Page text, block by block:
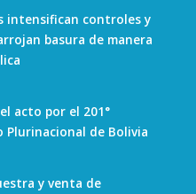
intensifican controles y
basura de manera
acto por el 201°
Plurinacional de Bolivia
y venta de